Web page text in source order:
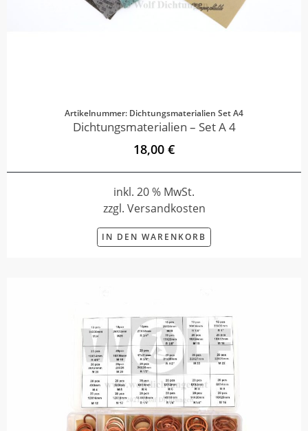
Artikelnummer: Dichtungsmaterialien Set A4
Dichtungsmaterialien – Set A 4
18,00 €
inkl. 20 % MwSt.
zzgl. Versandkosten
IN DEN WARENKORB